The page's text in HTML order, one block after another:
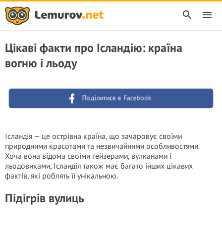
Цікаві факти про Ісландію: країна
вогню і льоду
Поділитися в Facebook
Ісландія — це острівна країна, що зачаровує своїми
природними красотами та незвичайними особливостями.
Хоча вона відома своїми гейзерами, вулканами і
льодовиками, Ісландія також має багато інших цікавих
фактів, які роблять її унікальною.
Підігрів вулиць